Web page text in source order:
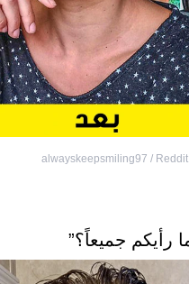
alwayskeepsmiling97 / Reddit